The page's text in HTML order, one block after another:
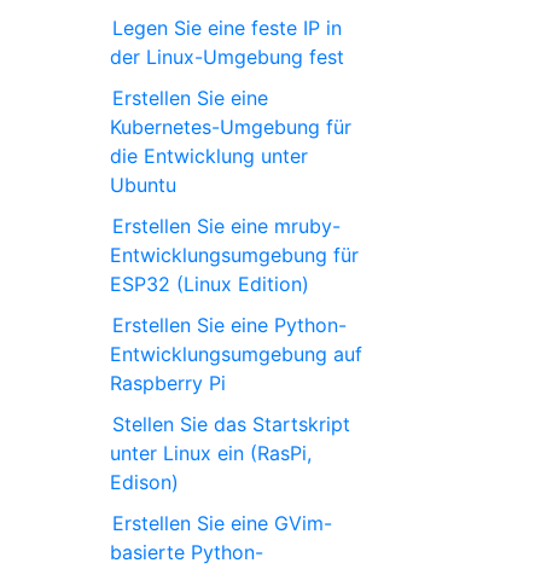
Legen Sie eine feste IP in
der Linux-Umgebung fest
Erstellen Sie eine
Kubernetes-Umgebung für
die Entwicklung unter
Ubuntu
Erstellen Sie eine mruby-
Entwicklungsumgebung für
ESP32 (Linux Edition)
Erstellen Sie eine Python-
Entwicklungsumgebung auf
Raspberry Pi
Stellen Sie das Startskript
unter Linux ein (RasPi,
Edison)
Erstellen Sie eine GVim-
basierte Python-